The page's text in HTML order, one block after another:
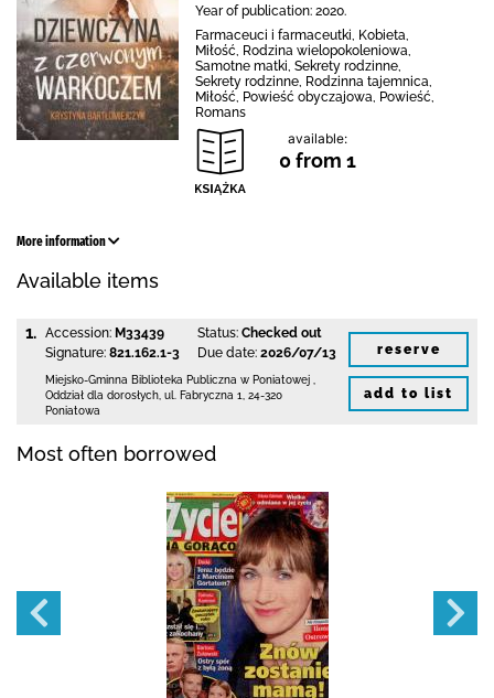
Year of publication: 2020.
Farmaceuci i farmaceutki, Kobieta,
Miłość, Rodzina wielopokoleniowa,
Samotne matki, Sekrety rodzinne,
Sekrety rodzinne, Rodzinna tajemnica,
Miłość, Powieść obyczajowa, Powieść,
Romans
available:
0 from 1
More information
Available items
1. Accession: M33439
Signature: 821.162.1-3
Status: Checked out
Due date: 2026/07/13
Miejsko-Gminna Biblioteka Publiczna w Poniatowej
Oddział dla dorosłych, ul. Fabryczna 1
24-320
Poniatowa
reserve
add to list
Most often borrowed